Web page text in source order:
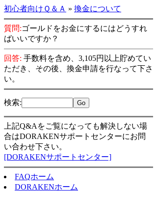
初心者向けＱ＆Ａ » 換金について
質問:ゴールドをお金にするにはどうすれ
ばいいですか？
回答: 手数料を含め、3,105円以上貯めてい
ただき、その後、換金申請を行なって下さ
い。
検索:
上記Q&Aをご覧になっても解決しない場
合はDORAKENサポートセンターにお問
い合わせ下さい。
[DORAKENサポートセンター]
FAQホーム
DORAKENホーム